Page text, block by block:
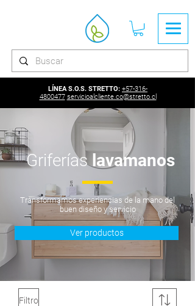
LÍNEA S.O.S. STRETTO: +57-316-
4800477 servicioalcliente.co@stretto.cl
Griferías lavamanos
Transformamos experiencias de la mano del
buen diseño y servicio
Ver productos
Filtro